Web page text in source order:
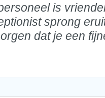
is
sprong
dat je een